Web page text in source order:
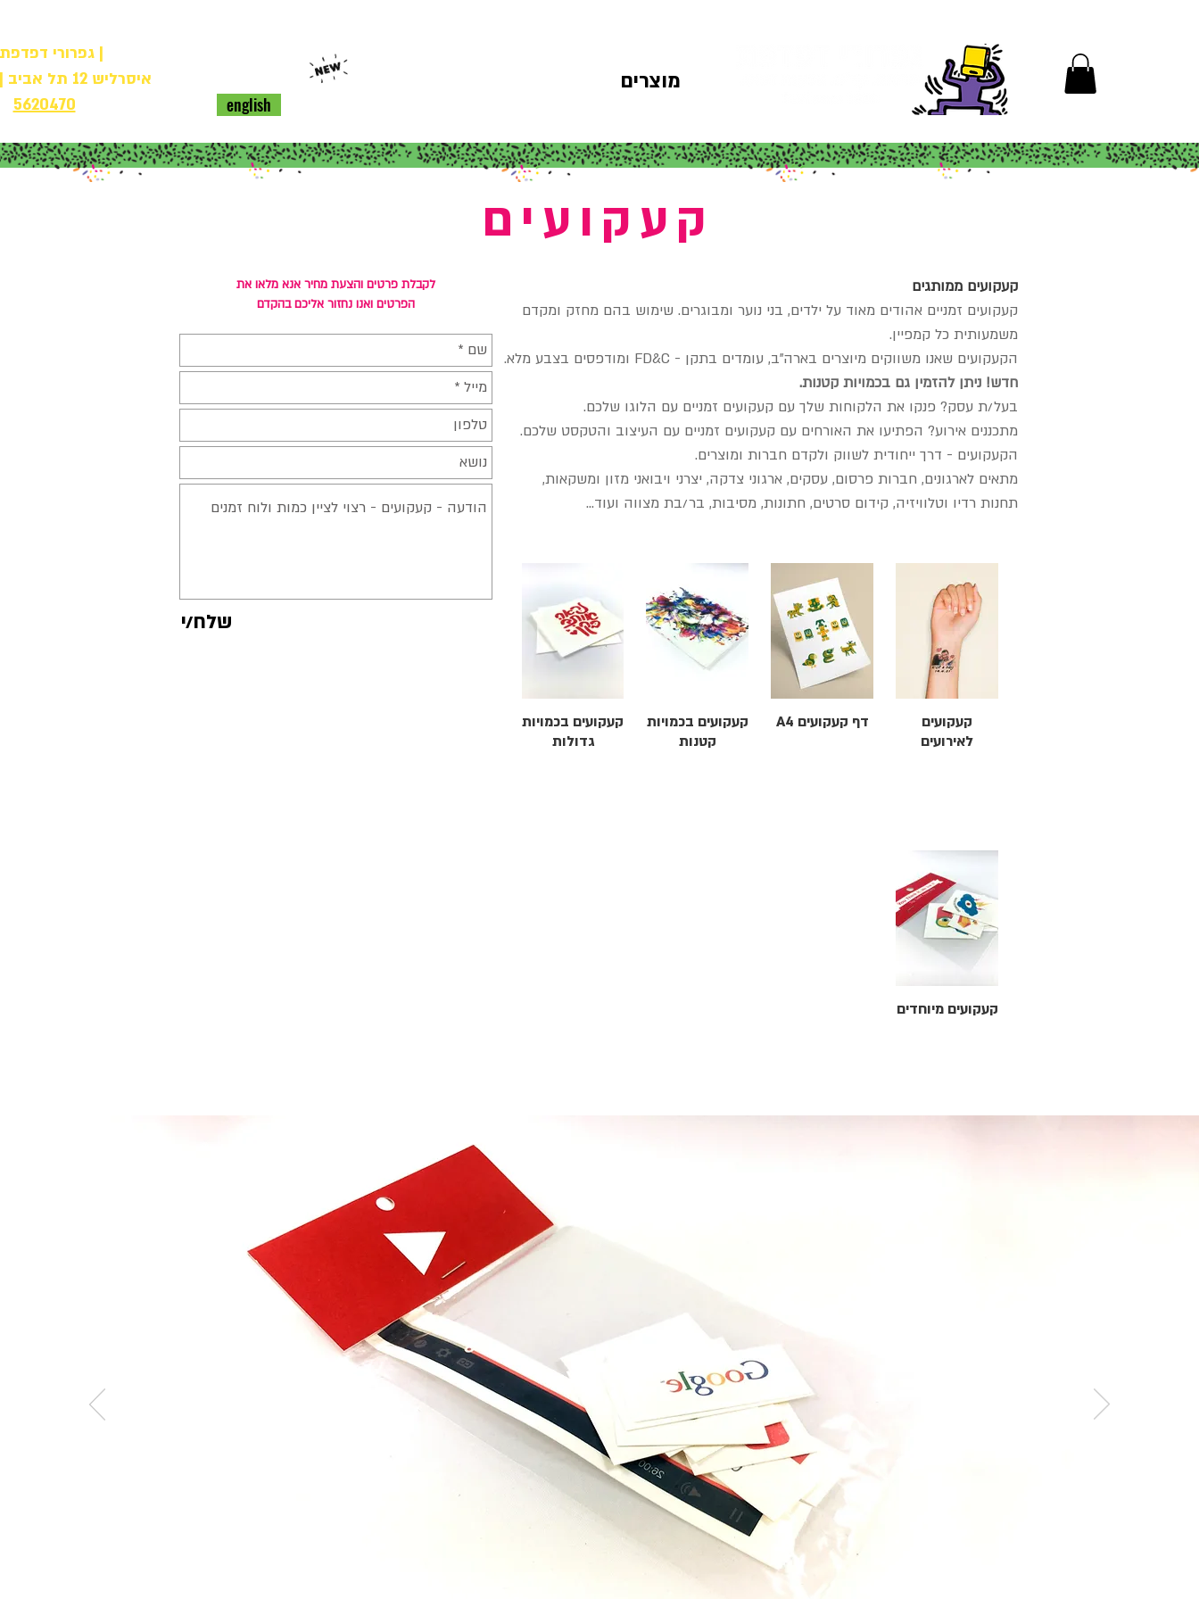
| גפרורי דפדפת |
איסרליש 12 תל אביב | טל.
5620470
english
חנות מוצרים
קעקועים
לקבלת פרטים והצעת מחיר אנא מלאו את
הפרטים ואנו נחזור אליכם בהקדם
שלח/י
קעקועים ממותגים
קעקועים זמניים אהודים מאוד על ילדים, בני נוער ומבוגרים. שימוש בהם מחזק ומקדם
משמעותית כל קמפיין.
הקעקועים שאנו משווקים מיוצרים בארה"ב, עומדים בתקן - FD&C ומודפסים בצבע מלא.
חדש! ניתן להזמין גם בכמויות קטנות.
בעל/ת עסק? פנקו את הלקוחות שלך עם קעקועים זמניים עם הלוגו שלכם.
מתכננים אירוע? הפתיעו את האורחים עם קעקועים זמניים עם העיצוב והטקסט שלכם.
הקעקועים - דרך ייחודית לשווק ולקדם חברות ומוצרים.
מתאים לארגונים, חברות פרסום, עסקים, ארגוני צדקה, יצרני ויבואני מזון ומשקאות,
תחנות רדיו וטלוויזיה, קידום סרטים, חתונות, מסיבות, בר/בת מצווה ועוד...
קעקועים
לאירועים
דף קעקועים A4
קעקועים בכמויות
קטנות
קעקועים בכמויות
גדולות
קעקועים מיוחדים